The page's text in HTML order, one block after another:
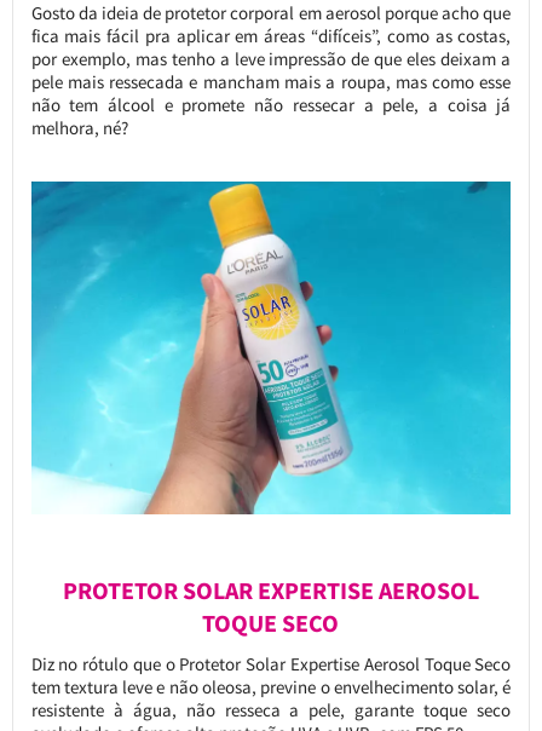
Gosto da ideia de protetor corporal em aerosol porque acho que
fica mais fácil pra aplicar em áreas “difíceis”, como as costas,
por exemplo, mas tenho a leve impressão de que eles deixam a
pele mais ressecada e mancham mais a roupa, mas como esse
não tem álcool e promete não ressecar a pele, a coisa já
melhora, né?
PROTETOR SOLAR EXPERTISE AEROSOL
TOQUE SECO
Diz no rótulo que o Protetor Solar Expertise Aerosol Toque Seco
tem textura leve e não oleosa, previne o envelhecimento solar, é
resistente à água, não resseca a pele, garante toque seco